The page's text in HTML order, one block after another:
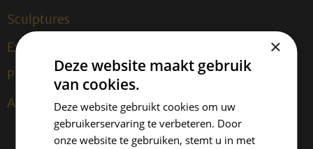
Sculptures
Expositions
Publications
About us
×
Deze website maakt gebruik
van cookies.
Deze website gebruikt cookies om uw
gebruikerservaring te verbeteren. Door
onze website te gebruiken, stemt u in met